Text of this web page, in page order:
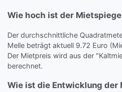
Wie hoch ist der
Der durchschnittliche
Melle beträgt aktuell 9.72 Euro
Der Mietpreis wird aus der
berechnet.
Wie ist die Entwicklung der